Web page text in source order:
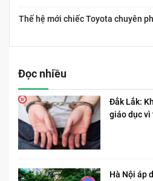
Thế hệ mới chiếc Toyota chuyên
Đọc nhiều
Đắk Lắk:
giáo dục vì
Hà Nội áp